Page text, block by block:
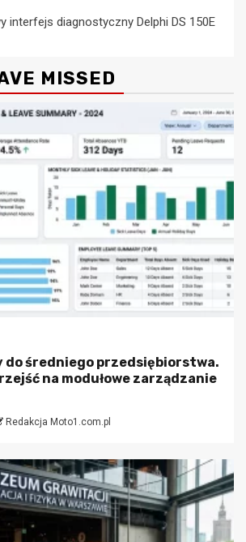
interfejs diagnostyczny Delphi DS 150E
MISSED
do średniego przedsiębiorstwa.
na modułowe zarządzanie
Redakcja Moto1.com.pl